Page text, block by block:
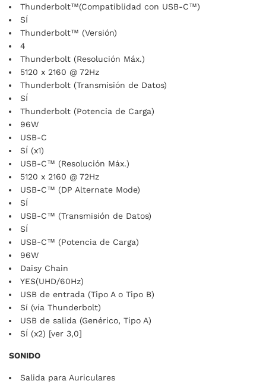
Thunderbolt™(Compatiblidad con USB-C™)
SÍ
Thunderbolt™ (Versión)
4
Thunderbolt (Resolución Máx.)
5120 x 2160 @ 72Hz
Thunderbolt (Transmisión de Datos)
SÍ
Thunderbolt (Potencia de Carga)
96W
USB-C
SÍ (x1)
USB-C™ (Resolución Máx.)
5120 x 2160 @ 72Hz
USB-C™ (DP Alternate Mode)
SÍ
USB-C™ (Transmisión de Datos)
SÍ
USB-C™ (Potencia de Carga)
96W
Daisy Chain
YES(UHD/60Hz)
USB de entrada (Tipo A o Tipo B)
Sí (vía Thunderbolt)
USB de salida (Genérico, Tipo A)
SÍ (x2) [ver 3,0]
SONIDO
Salida para Auriculares